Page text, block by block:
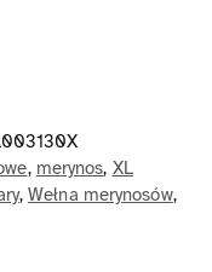
, merynos, XL
,Wełna merynosów,